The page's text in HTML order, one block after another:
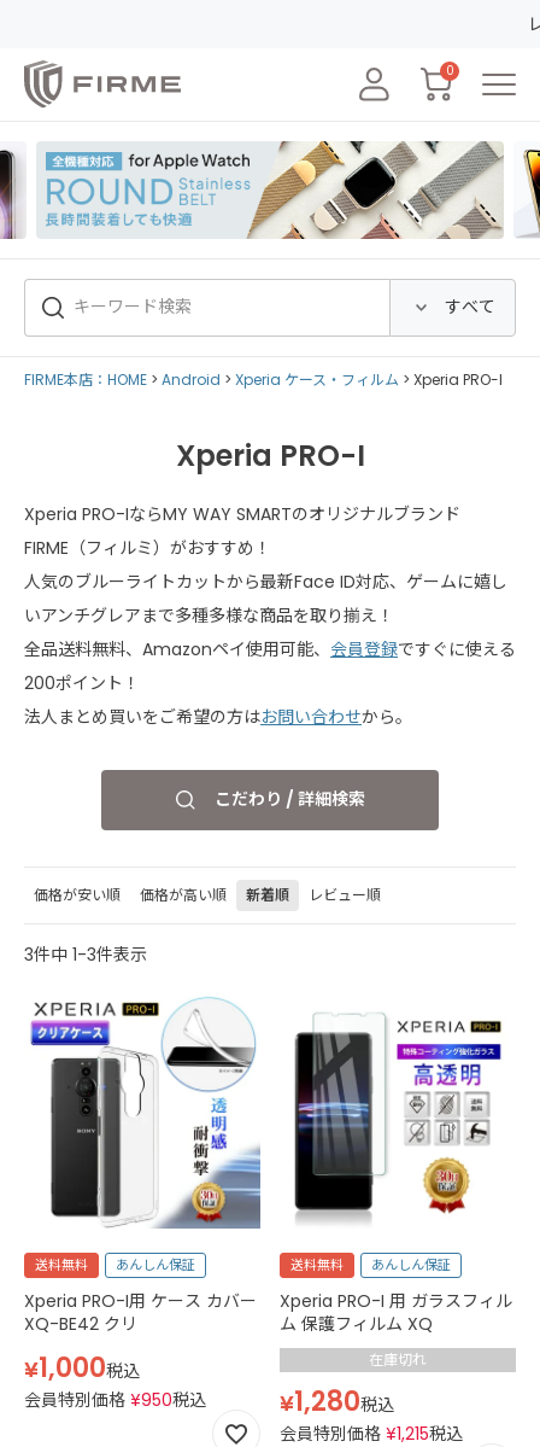
レビュ
0
FIRME本店：HOME Android Xperia ケース・フィルム Xperia PRO-I
Xperia PRO-I
Xperia PRO-IならMY WAY SMARTのオリジナルブランド
FIRME（フィルミ）がおすすめ！
人気のブルーライトカットから最新Face ID対応、ゲームに嬉し
いアンチグレアまで多種多様な商品を取り揃え！
全品送料無料、Amazonペイ使用可能、 会員登録ですぐに使える
200ポイント！
法人まとめ買いをご希望の方はお問い合わせから。
こだわり / 詳細検索
価格が安い順 価格が高い順 新着順 レビュー順
3件中 1-3件表示
送料無料 あんしん保証
Xperia PRO-I用 ケース カバー
XQ-BE42 クリ
¥1,000税込
会員特別価格 ¥950税込
送料無料 あんしん保証
Xperia PRO-I 用 ガラスフィル
ム 保護フィルム XQ
在庫切れ
¥1,280税込
会員特別価格 ¥1,215税込